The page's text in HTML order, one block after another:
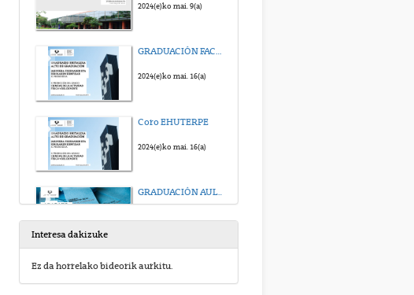
2024(e)ko mai. 9(a)
GRADUACIÓN FACULTAD EDUCACIÓN Y DEPORTE (Sección Deporte) 2024
2024(e)ko mai. 16(a)
Coro EHUTERPE
2024(e)ko mai. 16(a)
GRADUACIÓN AULAS DE LA EXPERIENCIA 2024
CORO EHUTERPE
Interesa dakizuke
Ez da horrelako bideorik aurkitu.